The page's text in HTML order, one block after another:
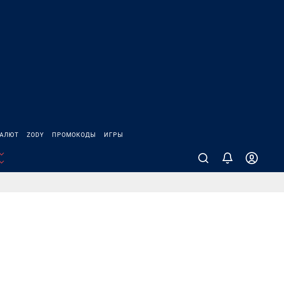
ZODY ПРОМОКОДЫ ИГРЫ